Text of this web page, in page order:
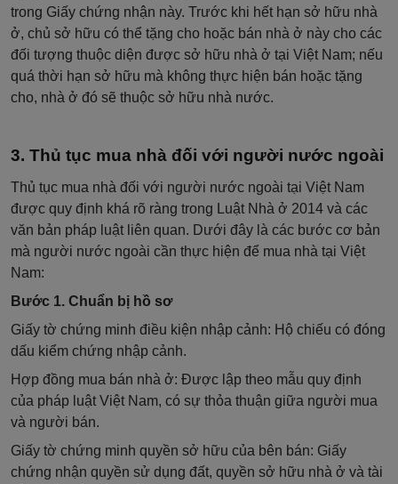
trong Giấy chứng nhận này. Trước khi hết hạn sở hữu nhà
ở, chủ sở hữu có thể tặng cho hoặc bán nhà ở này cho các
đối tượng thuộc diện được sở hữu nhà ở tại Việt Nam; nếu
quá thời hạn sở hữu mà không thực hiện bán hoặc tặng
cho, nhà ở đó sẽ thuộc sở hữu nhà nước.
Thủ tục mua nhà đối với người nước ngoài
Thủ tục mua nhà đối với người nước ngoài tại Việt Nam
được quy định khá rõ ràng trong Luật Nhà ở 2014 và các
văn bản pháp luật liên quan. Dưới đây là các bước cơ bản
mà người nước ngoài cần thực hiện để mua nhà tại Việt
Nam:
Bước 1. Chuẩn bị hồ sơ
Giấy tờ chứng minh điều kiện nhập cảnh: Hộ chiếu có đóng
dấu kiểm chứng nhập cảnh.
Hợp đồng mua bán nhà ở: Được lập theo mẫu quy định
của pháp luật Việt Nam, có sự thỏa thuận giữa người mua
và người bán.
Giấy tờ chứng minh quyền sở hữu của bên bán: Giấy
chứng nhận quyền sử dụng đất, quyền sở hữu nhà ở và tài